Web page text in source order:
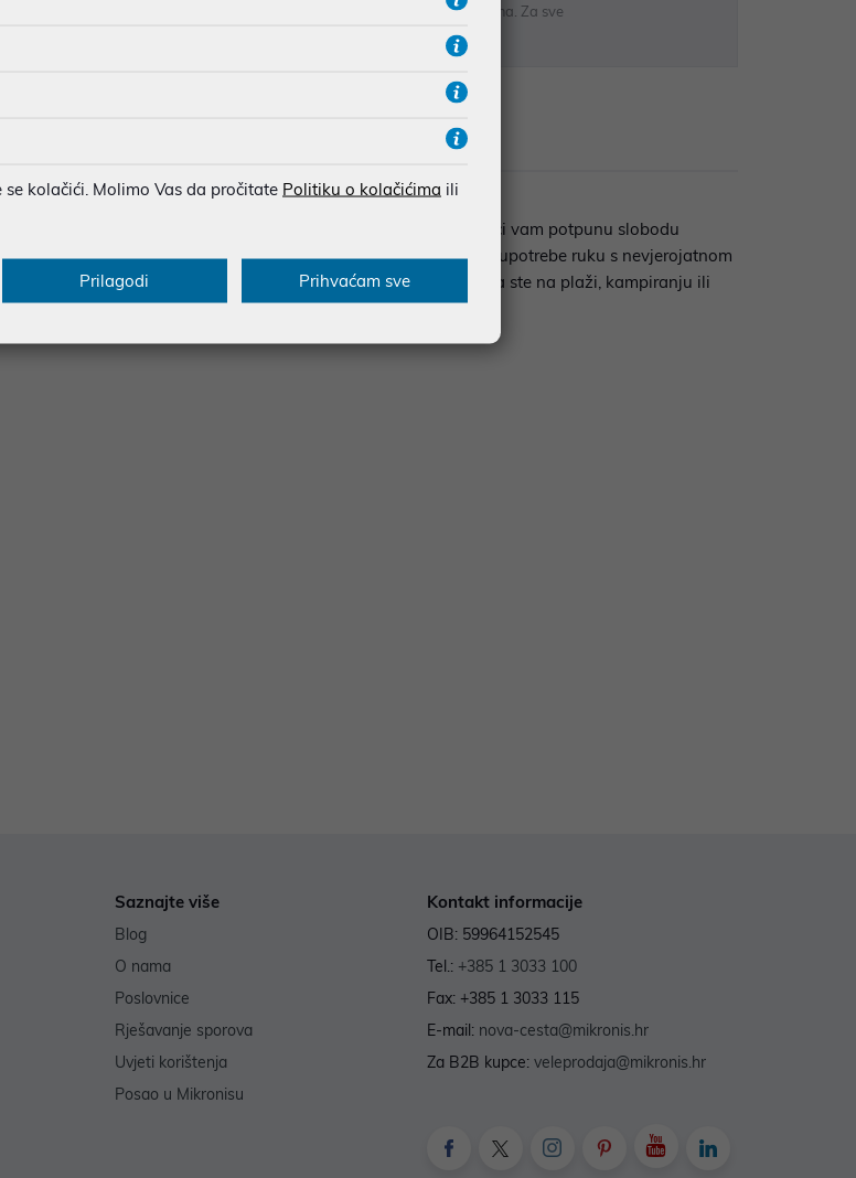
su ilustrativne prirode te ne moraju u potpunosti odgovarati artiklima. Za sve
ili Android uredajem putem Bluetooth tehnologije, pružajuci vam potpunu slobodu
dok vam ugradeni mikrofon omogucava obavljanje poziva bez upotrebe ruku s nevjerojatnom
i vodu, što ga cini idealnim za korištenje na otvorenom, bilo da ste na plaži, kampiranju ili
Saznajte više
Blog
O nama
Poslovnice
Rješavanje sporova
Uvjeti korištenja
Posao u Mikronisu
Kontakt informacije
OIB: 59964152545
Tel.: +385 1 3033 100
Fax: +385 1 3033 115
E-mail: nova-cesta@mikronis.hr
Za B2B kupce: veleprodaja@mikronis.hr
kolačići. Molimo Vas da pročitate Politiku o kolačićima ili
Prilagodi Prihvaćam sve